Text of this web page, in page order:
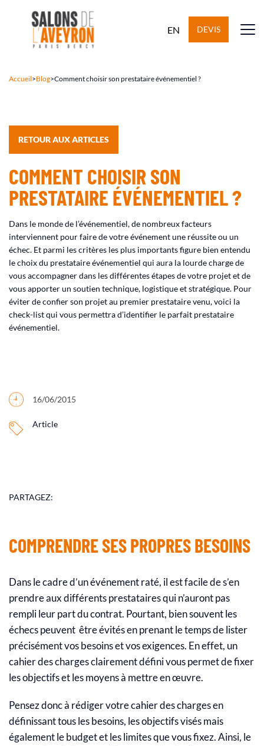
EN DEVIS
Accueil>Blog>Comment choisir son prestataire événementiel ?
RETOUR AUX ARTICLES
COMMENT CHOISIR SON
PRESTATAIRE ÉVÉNEMENTIEL ?
Dans le monde de l’événementiel, de nombreux facteurs
interviennent pour faire de votre événement une réussite ou un
échec. Et parmi les critères les plus importants figure bien entendu
le choix du prestataire événementiel qui aura la lourde charge de
vous accompagner dans les différentes étapes de votre projet et de
vous apporter un soutien technique, logistique et stratégique. Pour
éviter de confier son projet au premier prestataire venu, voici la
check-list qui vous permettra d’identifier le parfait prestataire
événementiel.
16/06/2015
Article
PARTAGEZ:
COMPRENDRE SES PROPRES BESOINS
Dans le cadre d’un événement raté, il est facile de s’en
prendre aux différents prestataires qui n’auront pas
rempli leur part du contrat. Pourtant, bien souvent les
échecs peuvent être évités en prenant le temps de lister
précisément vos besoins et vos exigences. En effet, un
cahier des charges clairement défini vous permet de fixer
les objectifs et les moyens à mettre en œuvre.
Pensez donc à rédiger votre cahier des charges en
définissant tous les besoins, les objectifs visés mais
également le budget et les limites que vous fixez. Ainsi, le